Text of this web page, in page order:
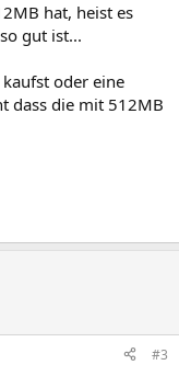
hat, heist es
gut ist...
oder eine
dass die mit 512MB
#3